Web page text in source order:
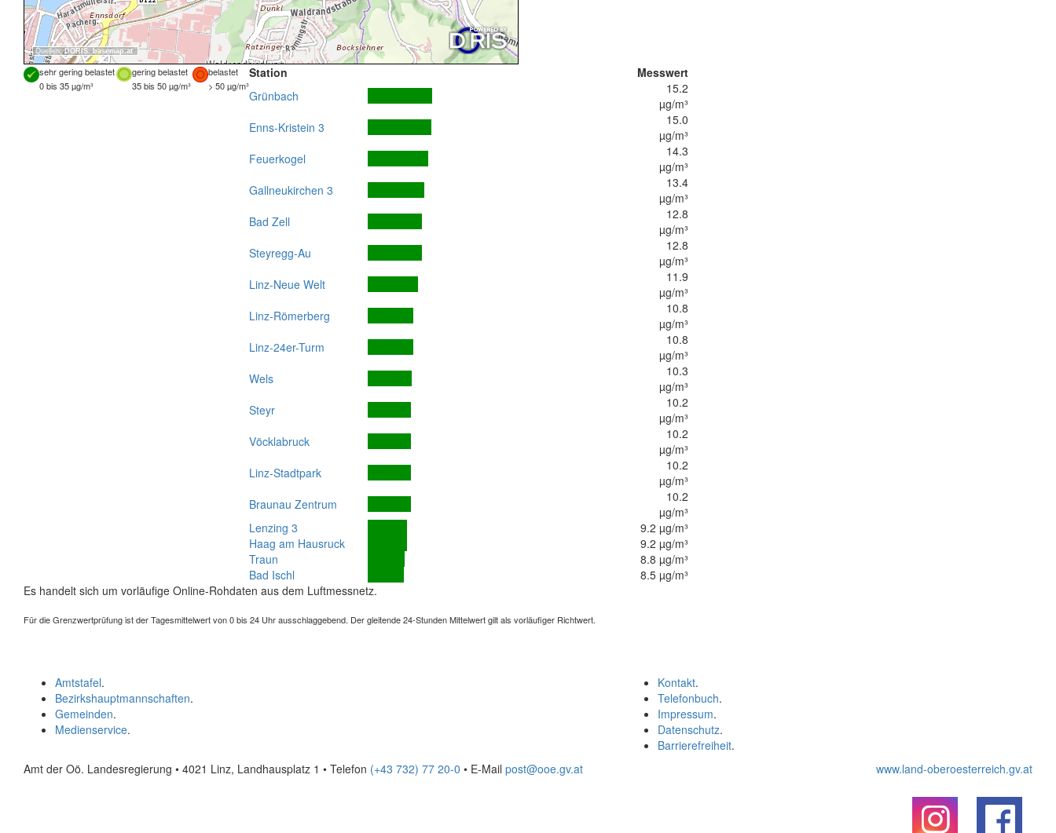
Quellen:DORIS, basemap.at
sehr gering belastet gering belastet
belastet
0 bis 35 µg/m³
35 bis 50 µg/m³ > 50 µg/m³
Station
Messwert
Grünbach
15.2
µg/m³
Enns-Kristein 3
15.0
µg/m³
Feuerkogel
14.3
µg/m³
Gallneukirchen 3
13.4
µg/m³
Bad Zell
12.8
µg/m³
Steyregg-Au
12.8
µg/m³
Linz-Neue Welt
11.9
µg/m³
Linz-Römerberg
10.8
µg/m³
Linz-24er-Turm
10.8
µg/m³
Wels
10.3
µg/m³
Steyr
10.2
µg/m³
Vöcklabruck
10.2
µg/m³
Linz-Stadtpark
10.2
µg/m³
Braunau Zentrum
10.2
µg/m³
Lenzing 3
9.2 µg/m³
Haag am Hausruck
9.2 µg/m³
Traun
8.8 µg/m³
Bad Ischl
8.5 µg/m³
Es handelt sich um vorläufige Online-Rohdaten aus dem Luftmessnetz.
Für die Grenzwertprüfung ist der Tagesmittelwert von 0 bis 24 Uhr ausschlaggebend. Der gleitende 24-Stunden Mittelwert gilt als vorläufiger Richtwert.
Kontakt.
Telefonbuch.
Impressum.
Datenschutz.
Barrierefreiheit.
Amtstafel.
Bezirkshauptmannschaften.
Gemeinden.
Medienservice.
Amt der Oö. Landesregierung • 4021 Linz, Landhausplatz 1 • Telefon (+43 732) 77 20-0 • E-Mail post@ooe.gv.at www.land-oberoesterreich.gv.at